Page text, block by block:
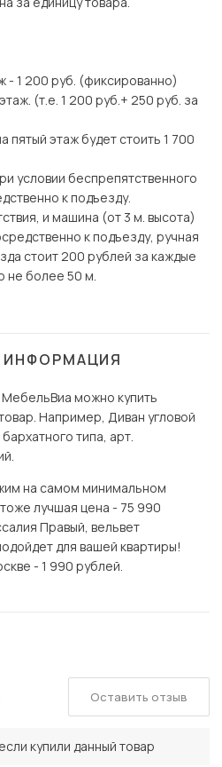
- 1 200 руб. (фиксированно)
(т.е. 1 200 руб.+ 250 руб. за
этаж будет стоить 1 700
условии беспрепятственного
к подъезду.
и машина (от 3 м. высота)
к подъезду, ручная
стоит 200 рублей за каждые
не более 50 м.
ИНФОРМАЦИЯ
можно купить
Например, Диван угловой
типа, арт.
на самом минимальном
лучшая цена - 75 990
Правый, вельвет
для вашей квартиры!
- 1 990 рублей.
купили данный товар
Оставить отзыв